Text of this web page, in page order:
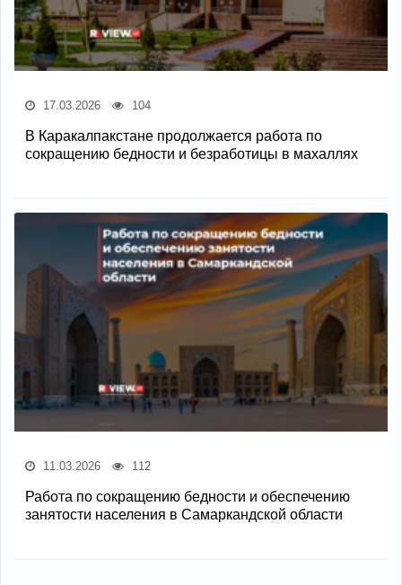
17.03.2026 104
В Каракалпакстане продолжается работа по
сокращению бедности и безработицы в махаллях
11.03.2026 112
Работа по сокращению бедности и обеспечению
занятости населения в Самаркандской области